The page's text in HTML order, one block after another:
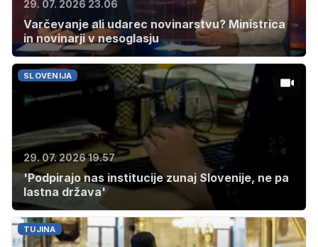
29. 07. 2026 23.06
Varčevanje ali udarec novinarstvu? Ministrica
in novinarji v nesoglasju
SLOVENIJA
29. 07. 2026 19.57
'Podpirajo nas institucije zunaj Slovenije, ne pa
lastna država'
TUJINA